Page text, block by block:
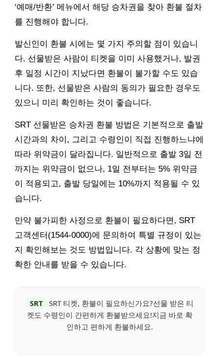
‘예매/반환’ 메뉴에서 해당 승차권을 찾아 환불 절차
를 진행해야 합니다.
발신인이 환불 시에는 몇 가지 주의할 점이 있습니
다. 선물받은 사람이 티켓을 이미 사용했거나, 발권
후 일정 시간이 지났다면 환불이 불가할 수도 있습
니다. 또한, 선물받은 사람의 동의가 필요한 경우도
있으니 미리 확인하는 것이 좋습니다.
SRT 선물받은 승차권 환불 방법은 기본적으로 출발
시간과의 차이, 그리고 수령인이 직접 진행하느냐에
따라 위약금이 달라집니다. 일반적으로 출발 3일 전
까지는 위약금이 없으나, 1일 전부터는 5% 위약금
이 적용되고, 출발 당일에는 10%까지 적용될 수 있
습니다.
만약 불가피한 사정으로 환불이 필요하다면, SRT
고객센터(1544-0000)에 문의하여 특별 규정이 있는
지 확인해보는 것도 방법입니다. 각 상황에 맞는 정
확한 안내를 받을 수 있습니다.
SRT
SRT 티켓, 환불이 필요하신가요?선물 받은 티
켓도 수령인이 간편하게 환불받으세요!지금 바로 확
인하고 편하게 환불하세요.